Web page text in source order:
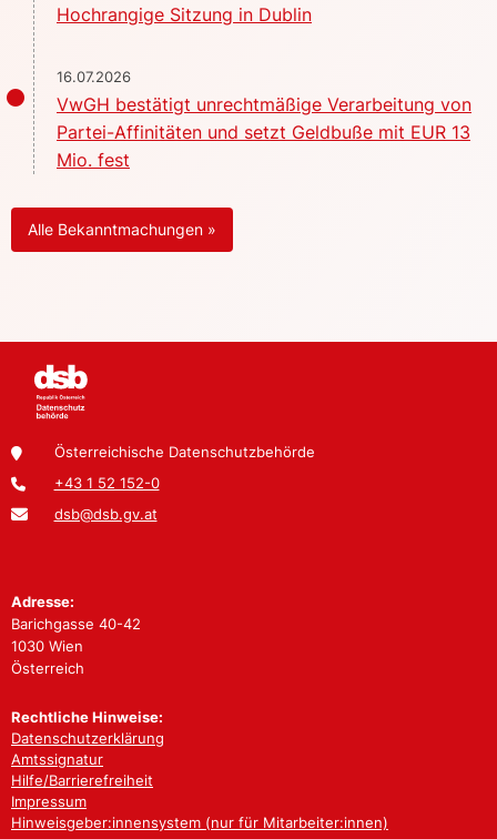
Hochrangige Sitzung in Dublin
16.07.2026
VwGH bestätigt unrechtmäßige Verarbeitung von
Partei-Affinitäten und setzt Geldbuße mit EUR 13
Mio. fest
Alle Bekanntmachungen »
Österreichische Datenschutzbehörde
+43 1 52 152-0
dsb@dsb.gv.at
Adresse:
Barichgasse 40-42
1030 Wien
Österreich
Rechtliche Hinweise:
Datenschutzerklärung
Amtssignatur
Hilfe/Barrierefreiheit
Impressum
Hinweisgeber:innensystem (nur für Mitarbeiter:innen)